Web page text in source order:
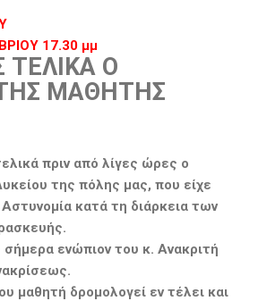
17.30 μμ
ΤΕΛΙΚΑ Ο
ΜΑΘΗΤΗΣ
πριν από λίγες ώρες ο
της πόλης μας, που είχε
κατά τη διάρκεια των
ενώπιον του κ. Ανακριτή
μαθητή δρομολογεί εν τέλει και